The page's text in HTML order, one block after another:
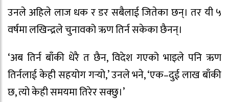
उनले अहिले लाज धक र डर सबैलाई जितेका छन्। तर यी ५
वर्षमा लखिन्द्रले चुनावको ऋण तिर्न सकेका छैनन्।
‘अब तिर्न बाँकी धेरै त छैन, विदेश गएको भाइले पनि ऋण
तिर्नलाई केही सहयोग गर्‍यो,’ उनले भने, ‘एक–दुई लाख बाँकी
छ, त्यो केही समयमा तिरेर सक्छु।’